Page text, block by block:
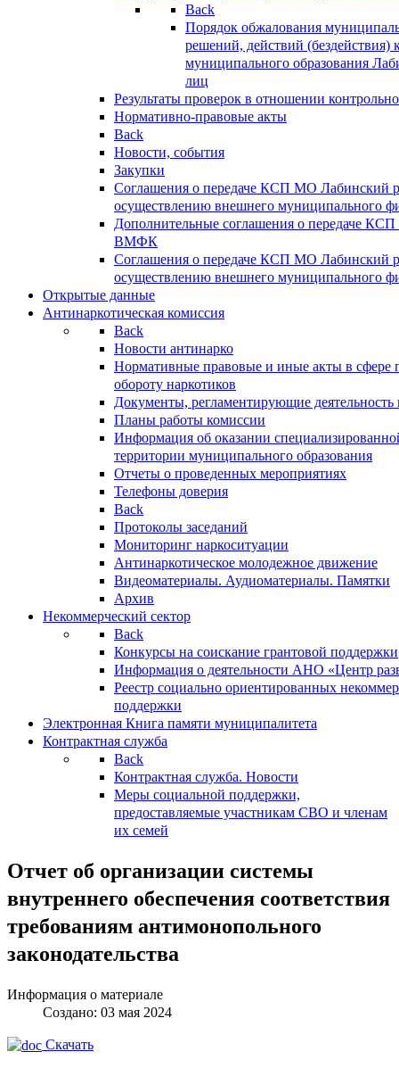
Back
Порядок обжалования
решений, действий (бездействия)
муниципального образования
лиц
Результаты проверок в отношении
Нормативно-правовые акты
Back
Новости, события
Закупки
Соглашения о передаче КСП МО Лабинский
осуществлению внешнего муниципального
Дополнительные соглашения о передаче
ВМФК
Соглашения о передаче КСП МО Лабинский
осуществлению внешнего муниципального
Открытые данные
Антинаркотическая комиссия
Back
Новости антинарко
Нормативные правовые и иные акты в сфере
обороту наркотиков
Документы, регламентирующие деятельность
Планы работы комиссии
Информация об оказании
территории муниципального образования
Отчеты о проведенных мероприятиях
Телефоны доверия
Back
Протоколы заседаний
Мониторинг наркоситуации
Антинаркотическое молодежное движение
Видеоматериалы. Аудиоматериалы. Памятки
Архив
Некоммерческий сектор
Back
Конкурсы на соискание грантовой поддержки
Информация о деятельности АНО «Центр
Реестр социально ориентированных
поддержки
Электронная Книга памяти муниципалитета
Контрактная служба
Back
Контрактная служба. Новости
Меры социальной поддержки,
предоставляемые участникам СВО и членам
их семей
Отчет об организации системы
внутреннего обеспечения соответствия
требованиям антимонопольного
законодательства
Информация о материале
Создано: 03 мая 2024
Скачать